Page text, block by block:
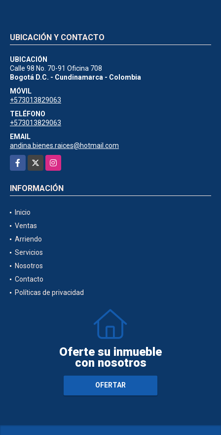
UBICACIÓN Y CONTACTO
UBICACIÓN
Calle 98 No. 70-91 Oficina 708
Bogotá D.C. - Cundinamarca - Colombia
MÓVIL
+573013829063
TELÉFONO
+573013829063
EMAIL
andina.bienes.raices@hotmail.com
Facebook
Instagram
INFORMACIÓN
Inicio
Ventas
Arriendo
Servicios
Nosotros
Contacto
Políticas de privacidad
Oferte su inmueble
con nosotros
OFERTAR